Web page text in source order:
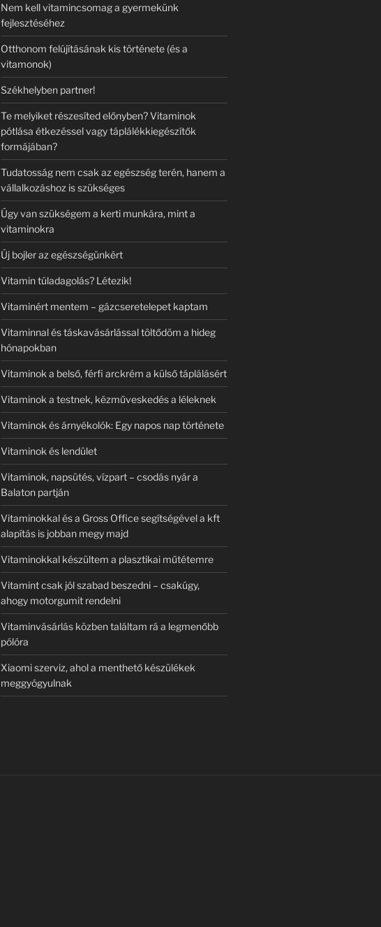
Nem kell vitamincsomag a gyermekünk
fejlesztéséhez
Otthonom felújításának kis története (és a
vitamonok)
Székhelyben partner!
Te melyiket részesíted előnyben? Vitaminok
pótlása étkezéssel vagy táplálékkiegészítők
formájában?
Tudatosság nem csak az egészség terén, hanem a
vállalkozáshoz is szükséges
Úgy van szükségem a kerti munkára, mint a
vitaminokra
Új bojler az egészségünkért
Vitamin túladagolás? Létezik!
Vitaminért mentem – gázcseretelepet kaptam
Vitaminnal és táskavásárlással töltődöm a hideg
hónapokban
Vitaminok a belső, férfi arckrém a külső táplálásért
Vitaminok a testnek, kézműveskedés a léleknek
Vitaminok és árnyékolók: Egy napos nap története
Vitaminok és lendület
Vitaminok, napsütés, vízpart – csodás nyár a
Balaton partján
Vitaminokkal és a Gross Office segítségével a kft
alapítás is jobban megy majd
Vitaminokkal készültem a plasztikai műtétemre
Vitamint csak jól szabad beszedni – csakúgy,
ahogy motorgumit rendelni
Vitaminvásárlás közben találtam rá a legmenőbb
pólóra
Xiaomi szerviz, ahol a menthető készülékek
meggyógyulnak